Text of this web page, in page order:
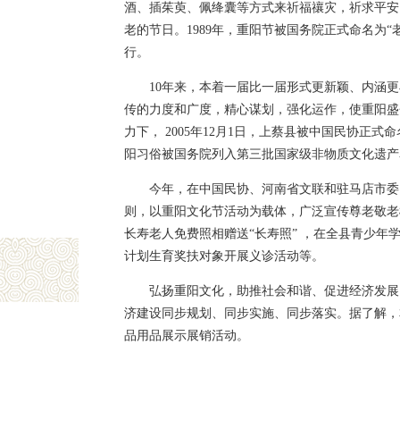
酒、插茱萸、佩绛囊等方式来祈福禳灾，祈求平
老的节日。1989年，重阳节被国务院正式命名为
行。
10年来，本着一届比一届形式更新颖、内涵
传的力度和广度，精心谋划，强化运作，使重阳
力下， 2005年12月1日，上蔡县被中国民协正式
阳习俗被国务院列入第三批国家级非物质文化遗
今年，在中国民协、河南省文联和驻马店市
则，以重阳文化节活动为载体，广泛宣传尊老敬
长寿老人免费照相赠送“长寿照” ，在全县青少年
计划生育奖扶对象开展义诊活动等。
弘扬重阳文化，助推社会和谐、促进经济发
济建设同步规划、同步实施、同步落实。据了解
品用品展示展销活动。